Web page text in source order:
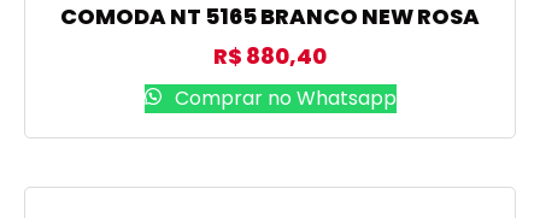
COMODA NT 5165 BRANCO NEW ROSA
R$ 880,40
Comprar no Whatsapp